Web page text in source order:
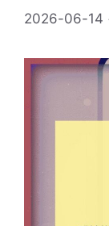
2026-06-14